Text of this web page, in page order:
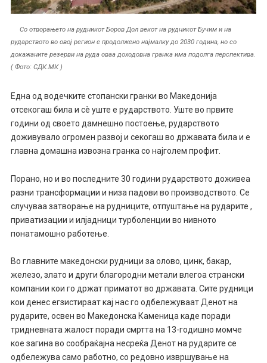
Со отворањето на рудникот Боров Дол векот на рудникот Бучим и на
рударството во овој регион е продолжено најмалку до 2030 година, но со
докажаните резерви на руда оваа доходовна гранка има подолга перспектива.
( Фото: СДК.МК )
Една од водечките стопански гранки во Македонија
отсекогаш била и сè уште е рударството. Уште во првите
години од своето дамнешно постоење, рударството
доживувало огромен развој и секогаш во државата била и е
главна домашна извозна гранка со најголем профит.
Порано, но и во последните 30 години рударството доживеа
разни трансформации и низа падови во производството. Се
случуваа затворање на рудниците, отпуштање на рударите ,
приватизации и илјадници турболенции во нивното
понатамошно работење.
Во главните македонски рудници за олово, цинк, бакар,
железо, злато и други благородни метали влегоа странски
компании кои го држат приматот во државата. Сите рудници
кои денес егзистираат кај нас го одбележуваат Денот на
рударите, освен во Македонска Каменица каде поради
тридневната жалост поради смртта на 13-годишно момче
кое загина во сообраќајна несреќа Денот на рударите се
одбележува само работно, со редовно извршување на